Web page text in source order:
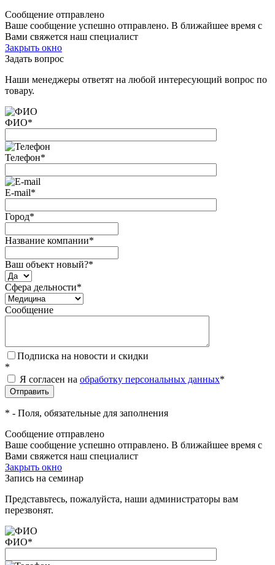
Сообщение отправлено
Ваше сообщение успешно отправлено. В ближайшее время с
Вами свяжется наш специалист
Закрыть окно
Задать вопрос
Наши менеджеры ответят на любой интересующий вопрос по
товару.
ФИО*
Телефон*
E-mail*
Город*
Название компании*
Ваш объект новый?*
Сфера дельности*
Сообщение
Подписка на новости и скидки
*
Я согласен на обработку персональных данных*
* - Поля, обязательные для заполнения
Сообщение отправлено
Ваше сообщение успешно отправлено. В ближайшее время с
Вами свяжется наш специалист
Закрыть окно
Запись на семинар
Представьтесь, пожалуйста, наши администраторы вам
перезвонят.
ФИО*